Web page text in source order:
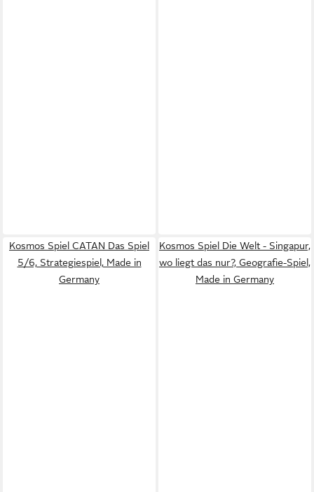
Kosmos Spiel CATAN Das Spiel
5/6, Strategiespiel, Made in
Germany
Kosmos Spiel Die Welt - Singapur,
wo liegt das nur?, Geografie-Spiel,
Made in Germany